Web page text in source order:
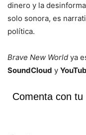
dinero y la
solo sonora, es
política.
Brave New World ya
SoundCloud y
Comenta con tu